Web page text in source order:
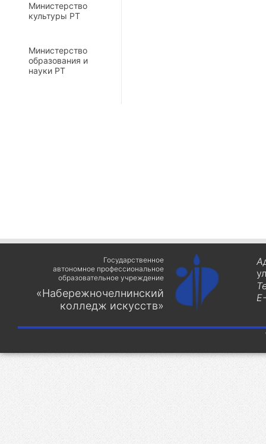
Министерство
культуры РТ
Министерство
образования и
науки РТ
Государственное
автономное профессиональное
образовательное учреждение
«Набережночелнинский
колледж искусств»